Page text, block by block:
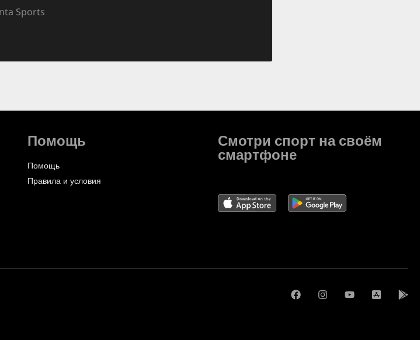
Sports
Помощь
Помощь
Правила и условия
Смотри спорт на своём
смартфоне